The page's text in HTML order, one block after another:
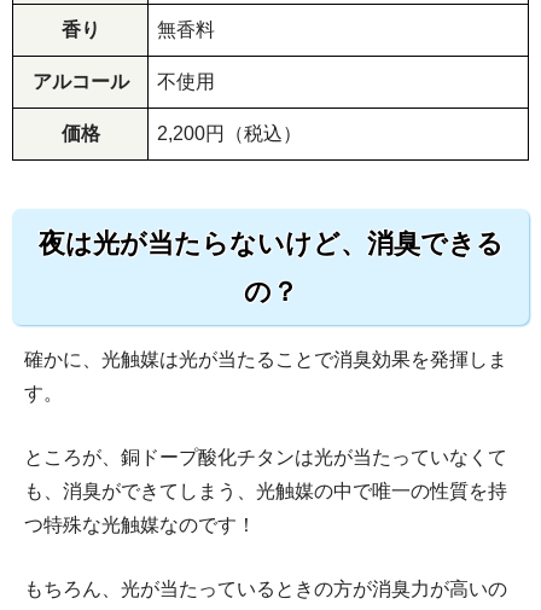
香り 無香料
アルコール 不使用
価格 2,200円（税込）
夜は光が当たらないけど、消臭できる
の？
確かに、光触媒は光が当たることで消臭効果を発揮しま
す。
ところが、銅ドープ酸化チタンは光が当たっていなくて
も、消臭ができてしまう、光触媒の中で唯一の性質を持
つ特殊な光触媒なのです！
もちろん、光が当たっているときの方が消臭力が高いの